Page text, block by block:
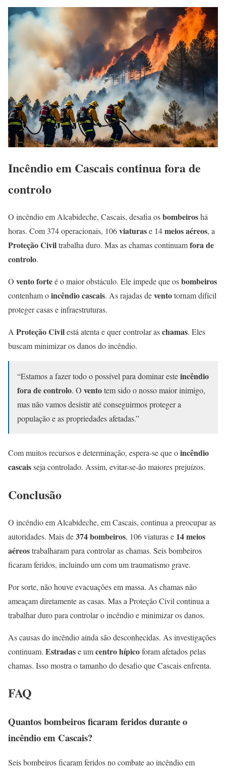
Incêndio em Cascais continua fora de
controlo
O incêndio em Alcabideche, Cascais, desafia osbombeiroshá
horas. Com 374 operacionais, 106viaturase 14meios aéreos, a
Proteção Civiltrabalha duro. Mas as chamas continuamfora de
controlo.
O vento forteé o maior obstáculo. Ele impede que osbombeiros
contenham oincêndio cascais. As rajadas deventotornam difícil
proteger casas e infraestruturas.
A Proteção Civilestá atenta e quer controlar aschamas. Eles
buscam minimizar os danos do incêndio.
“Estamos a fazer todo o possível para dominar esteincêndio
fora de controlo. O ventotem sido o nosso maior inimigo,
mas não vamos desistir até conseguirmos proteger a
população e as propriedades afetadas.”
Com muitos recursos e determinação, espera-se que oincêndio
cascaisseja controlado. Assim, evitar-se-ão maiores prejuízos.
Conclusão
O incêndio em Alcabideche, em Cascais, continua a preocupar as
autoridades. Mais de374 bombeiros, 106 viaturas e 14 meios
aéreostrabalharam para controlar as chamas. Seis bombeiros
ficaram feridos, incluindo um com um traumatismo grave.
Por sorte, não houve evacuações em massa. As chamas não
ameaçam diretamente as casas. Mas a Proteção Civil continua a
trabalhar duro para controlar o incêndio e minimizar os danos.
As causas do incêndio ainda são desconhecidas. As investigações
continuam. Estradase umcentro hípicoforam afetados pelas
chamas. Isso mostra o tamanho do desafio que Cascais enfrenta.
FAQ
Quantos bombeiros ficaram feridos durante o
incêndio em Cascais?
Seis bombeiros ficaram feridos no combate ao incêndio em